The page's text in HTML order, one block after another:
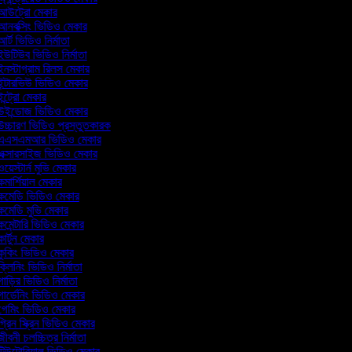
মেকার
ভিডিও মেকার
ভিডিও নির্মাতা
ভিডিও নির্মাতা
রিলস মেকার
ভিডিও মেকার
মেকার
ভিডিও মেকার
ভিডিও প্রস্তুতকারক
ভিডিও মেকার
ভিডিও মেকার
মুভি মেকার
মেকার
ভিডিও মেকার
মুভি মেকার
ভিডিও মেকার
মেকার
ভিডিও মেকার
ভিডিও নির্মাতা
ভিডিও নির্মাতা
ভিডিও মেকার
ভিডিও মেকার
স্ক্রিন ভিডিও মেকার
চলচ্চিত্র নির্মাতা